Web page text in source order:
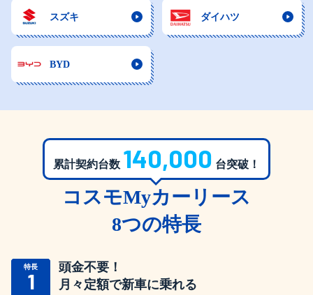
スズキ ダイハツ
BYD
累計契約台数 140,000 台突破！
コスモMyカーリース
8つの特長
特長
1
頭金不要！
月々定額で新車に乗れる